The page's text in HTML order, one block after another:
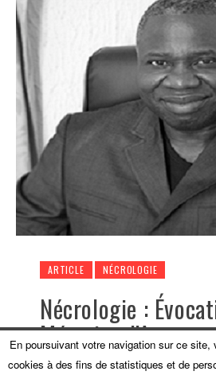
ARTICLE NÉCROLOGIE
Nécrologie :
Mémoire
La diaspora
En poursuivant votre navigation sur ce
cookies à des fins de statistiques et de